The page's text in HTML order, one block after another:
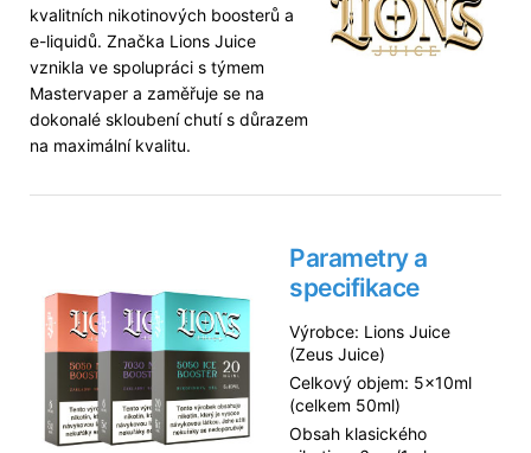
kvalitních nikotinových boosterů a
e-liquidů. Značka Lions Juice
vznikla ve spolupráci s týmem
Mastervaper a zaměřuje se na
dokonalé skloubení chutí s důrazem
na maximální kvalitu.
Parametry a
specifikace
Výrobce: Lions Juice
(Zeus Juice)
Celkový objem: 5×10ml
(celkem 50ml)
Obsah klasického